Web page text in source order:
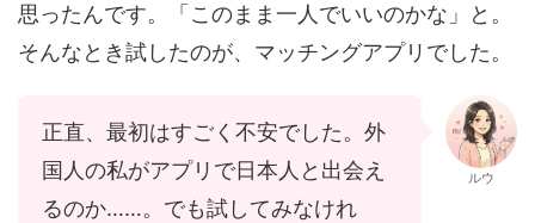
思ったんです。「このまま一人でいいのかな」と。
そんなとき試したのが、マッチングアプリでした。
正直、最初はすごく不安でした。外
国人の私がアプリで日本人と出会え
るのか……。でも試してみなけれ
ルウ